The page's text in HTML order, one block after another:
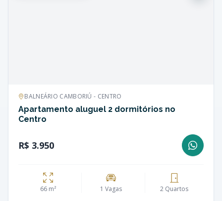
BALNEÁRIO CAMBORIÚ - CENTRO
Apartamento aluguel 2 dormitórios no
Centro
R$ 3.950
66 m² 1 Vagas 2 Quartos